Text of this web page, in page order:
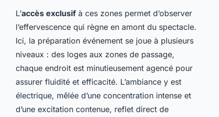
L’accès exclusif à ces zones permet d’observer
l’effervescence qui règne en amont du spectacle.
Ici, la préparation événement se joue à plusieurs
niveaux : des loges aux zones de passage,
chaque endroit est minutieusement agencé pour
assurer fluidité et efficacité. L’ambiance y est
électrique, mêlée d’une concentration intense et
d’une excitation contenue, reflet direct de